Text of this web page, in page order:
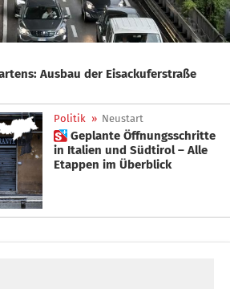
Politik » Neustart
 Geplante Öffnungsschritte
in Italien und Südtirol – Alle
Etappen im Überblick